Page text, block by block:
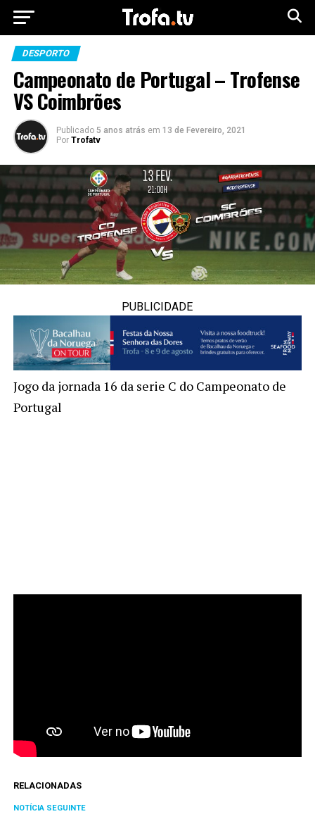
DESPORTO
Campeonato de Portugal – Trofense
VS Coimbrões
Publicado 5 anos atrás em 13 de Fevereiro, 2021
Por Trofatv
PUBLICIDADE
Jogo da jornada 16 da serie C do Campeonato de
Portugal
RELACIONADAS
NOTÍCIA SEGUINTE